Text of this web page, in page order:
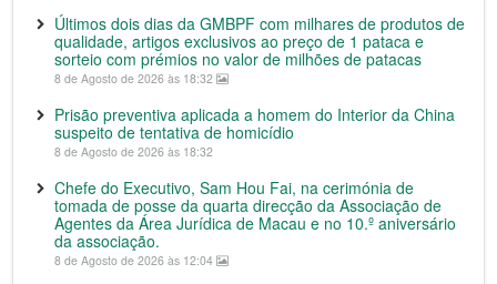
Últimos dois dias da GMBPF com milhares de produtos de
qualidade, artigos exclusivos ao preço de 1 pataca e
sorteio com prémios no valor de milhões de patacas
8 de Agosto de 2026 às 18:32
Prisão preventiva aplicada a homem do Interior da China
suspeito de tentativa de homicídio
8 de Agosto de 2026 às 18:32
Chefe do Executivo, Sam Hou Fai, na cerimónia de
tomada de posse da quarta direcção da Associação de
Agentes da Área Jurídica de Macau e no 10.º aniversário
da associação.
8 de Agosto de 2026 às 12:04